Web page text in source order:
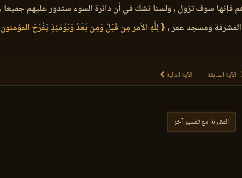
فإنها سوف تزول ، ولسنا نشك في أن دائرة السوء ستدور عليهم جميعا
ومسجد عمر ، { لِلَّهِ الأمر مِن قَبْلُ وَمِن بَعْدُ وَيَوْمَئِذٍ يَفْرَحُ
الآية السابقة الآية التالية
المقارنة مع تفسير آخر